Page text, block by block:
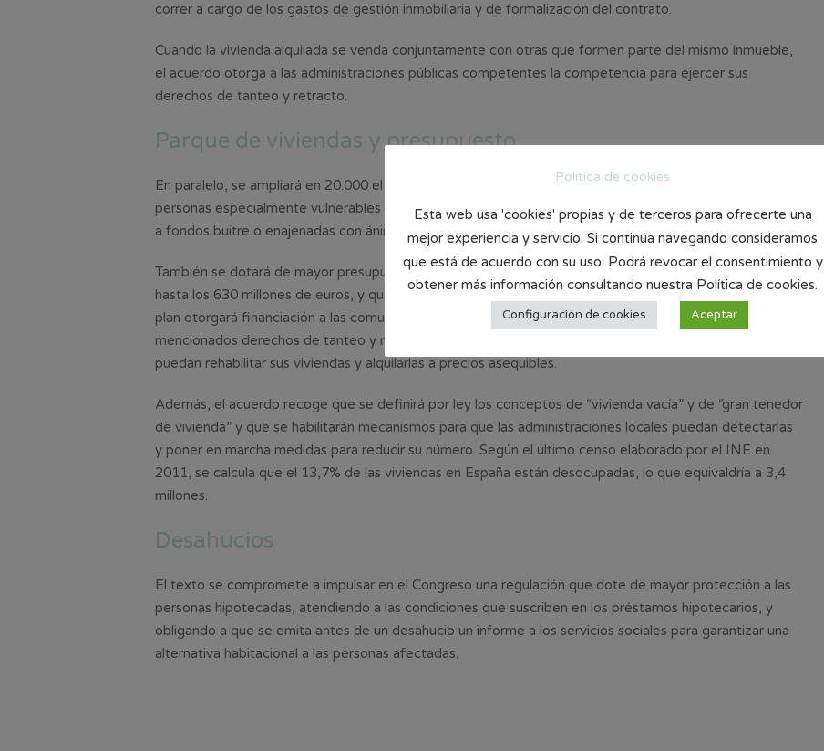
correr a cargo de los gastos de gestión inmobiliaria y de formalización del contrato.
Cuando la vivienda alquilada se venda conjuntamente con otras que formen parte del mismo inmueble,
el acuerdo otorga a las administraciones públicas competentes la competencia para ejercer sus
derechos de tanteo y retracto.
Parque de viviendas y presupuesto
En paralelo, se ampliará en 20.000 el número de viviendas con alquiler asequible en cuatro años para
personas especialmente vulnerables y se prohibirá por ley que puedan ser vendidas o explotadas
a fondos buitre o enajenadas con ánimo de lucro.
También se dotará de mayor presupuesto al Plan Estatal de Vivienda, que aumentará un 38% en 2019
hasta los 630 millones de euros, y que se ampliará progresivamente hasta los 1.000 millones en 2021. El
plan otorgará financiación a las comunidades autónomas y ayuntamientos para que puedan ejercer los
mencionados derechos de tanteo y retracto, así como ayudas para que los pequeños propietarios
puedan rehabilitar sus viviendas y alquilarlas a precios asequibles.
Además, el acuerdo recoge que se definirá por ley los conceptos de “vivienda vacía” y de “gran tenedor
de vivienda” y que se habilitarán mecanismos para que las administraciones locales puedan detectarlas
y poner en marcha medidas para reducir su número. Según el último censo elaborado por el INE en
2011, se calcula que el 13,7% de las viviendas en España están desocupadas, lo que equivaldría a 3,4
millones.
Desahucios
El texto se compromete a impulsar en el Congreso una regulación que dote de mayor protección a las
personas hipotecadas, atendiendo a las condiciones que suscriben en los préstamos hipotecarios, y
obligando a que se emita antes de un desahucio un informe a los servicios sociales para garantizar una
alternativa habitacional a las personas afectadas.
Política de cookies
Esta web usa 'cookies' propias y de terceros para ofrecerte una
mejor experiencia y servicio. Si continúa navegando consideramos
que está de acuerdo con su uso. Podrá revocar el consentimiento y
obtener más información consultando nuestra Política de cookies.
Configuración de cookies Aceptar